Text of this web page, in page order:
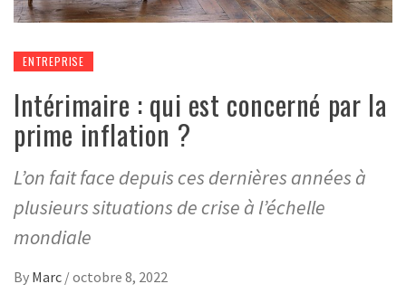
ENTREPRISE
Intérimaire : qui est concerné par la
prime inflation ?
L’on fait face depuis ces dernières années à
plusieurs situations de crise à l’échelle
mondiale
By Marc /octobre 8, 2022